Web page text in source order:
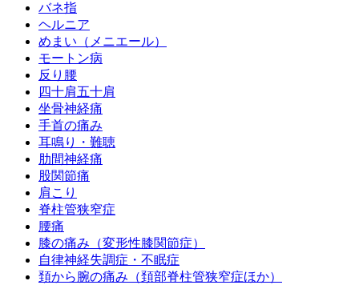
バネ指
ヘルニア
めまい（メニエール）
モートン病
反り腰
四十肩五十肩
坐骨神経痛
手首の痛み
耳鳴り・難聴
肋間神経痛
股関節痛
肩こり
脊柱管狭窄症
腰痛
膝の痛み（変形性膝関節症）
自律神経失調症・不眠症
頚から腕の痛み（頚部脊柱管狭窄症ほか）